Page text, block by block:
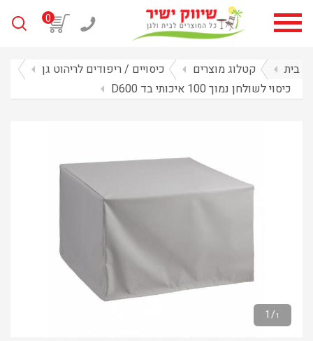
0
בית arrow_left קטלוג מוצרים arrow_left כיסויים / ריפודים לריהוט גן arrow_left
כיסוי לשולחן נמוך 100 איכותי בד D600
arrow_left
1/1